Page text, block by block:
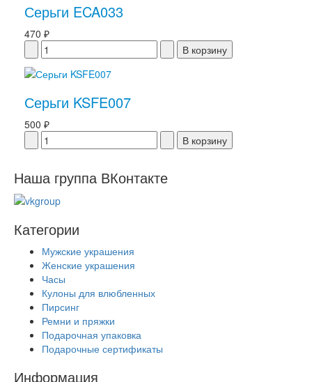
Серьги ECA033
470 ₽
Серьги KSFE007
500 ₽
Наша группа ВКонтакте
Категории
Мужские украшения
Женские украшения
Часы
Кулоны для влюбленных
Пирсинг
Ремни и пряжки
Подарочная упаковка
Подарочные сертификаты
Информация